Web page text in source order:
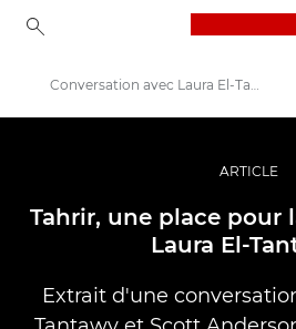
Vidéo et photographie professionnelles
Histoires
Conversation avec Laura El-Tantawy
ARTICLE
Tahrir, une place pour
Laura El-
Extrait d'une